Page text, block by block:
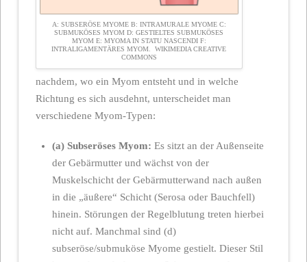
A: SUBSERÖSE MYOME B: INTRAMURALE MYOME C:
SUBMUKÖSES MYOM D: GESTIELTES SUBMUKÖSES
MYOM E: MYOMA IN STATU NASCENDI F:
INTRALIGAMENTÄRES MYOM. WIKIMEDIA CREATIVE
COMMONS
nachdem, wo ein Myom entsteht und in welche
Richtung es sich ausdehnt, unterscheidet man
verschiedene Myom-Typen:
(a) Subseröses Myom: Es sitzt an der Außenseite
der Gebärmutter und wächst von der
Muskelschicht der Gebärmutterwand nach außen
in die „äußere“ Schicht (Serosa oder Bauchfell)
hinein. Störungen der Regelblutung treten hierbei
nicht auf. Manchmal sind (d)
subseröse/submuköse Myome gestielt. Dieser Stil